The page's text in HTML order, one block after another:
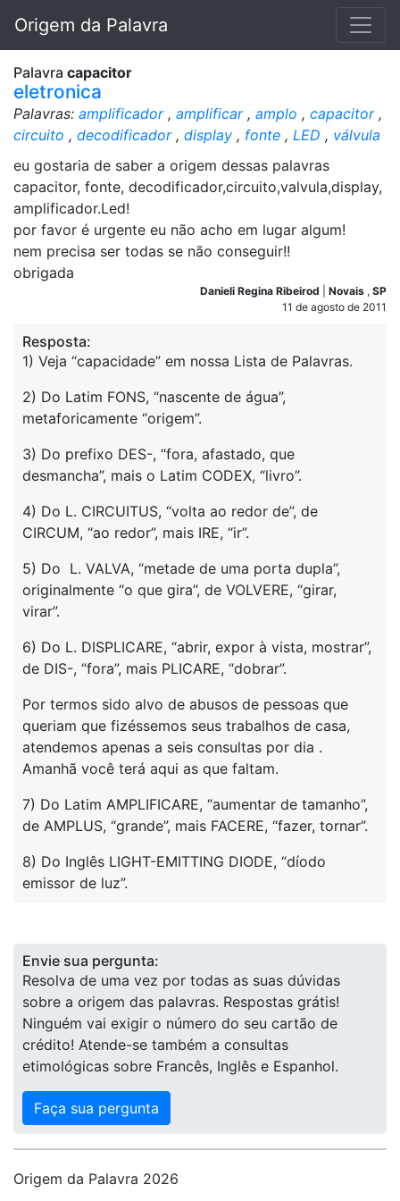
Origem da Palavra
Palavra capacitor
eletronica
Palavras: amplificador, amplificar, amplo , capacitor,
circuito , decodificador, display , fonte , LED , válvula
eu gostaria de saber a origem dessas palavras
capacitor, fonte, decodificador,circuito,valvula,display,
amplificador.Led!
por favor é urgente eu não acho em lugar algum!
nem precisa ser todas se não conseguir!!
obrigada
Danieli Regina Ribeirod Novais , SP
11 de agosto de 2011
Resposta:
1) Veja “capacidade” em nossa Lista de Palavras.
2) Do Latim FONS, “nascente de água”,
metaforicamente “origem”.
3) Do prefixo DES-, “fora, afastado, que
desmancha”, mais o Latim CODEX, “livro”.
4) Do L. CIRCUITUS, “volta ao redor de”, de
CIRCUM, “ao redor”, mais IRE, “ir”.
5) Do L. VALVA, “metade de uma porta dupla”,
originalmente “o que gira”, de VOLVERE, “girar,
virar”.
6) Do L. DISPLICARE, “abrir, expor à vista, mostrar”,
de DIS-, “fora”, mais PLICARE, “dobrar”.
Por termos sido alvo de abusos de pessoas que
queriam que fizéssemos seus trabalhos de casa,
atendemos apenas a seis consultas por dia .
Amanhã você terá aqui as que faltam.
7) Do Latim AMPLIFICARE, “aumentar de tamanho”,
de AMPLUS, “grande”, mais FACERE, “fazer, tornar”.
8) Do Inglês LIGHT-EMITTING DIODE, “díodo
emissor de luz”.
Envie sua pergunta:
Resolva de uma vez por todas as suas dúvidas
sobre a origem das palavras. Respostas grátis!
Ninguém vai exigir o número do seu cartão de
crédito! Atende-se também a consultas
etimológicas sobre Francês, Inglês e Espanhol.
Faça sua pergunta
Origem da Palavra 2026